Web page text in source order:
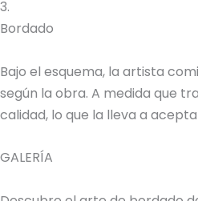
3.
Bordado
Bajo el esquema, la artista
según la obra. A medida que
calidad, lo que la lleva a
GALERÍA